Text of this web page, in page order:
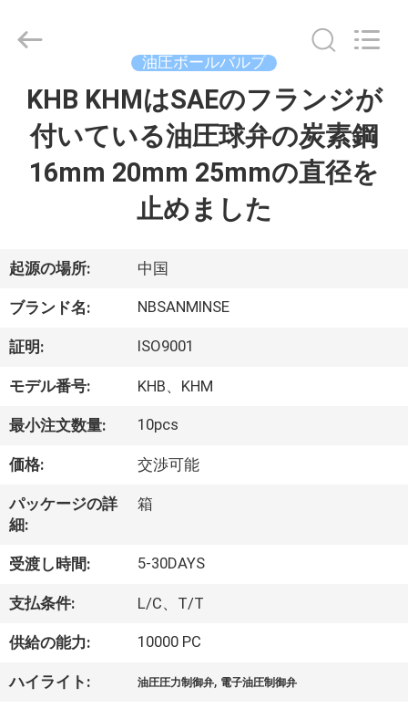
ク
ト
私
達
つ
い
て
工
場
旅
油圧ボールバルブ
KHB KHMはSAEのフランジが
付いている油圧球弁の炭素鋼
16mm 20mm 25mmの直径を
止めました
起源の場所: 中国
ブランド名: NBSANMINSE
証明: ISO9001
モデル番号: KHB、KHM
最小注文数量: 10pcs
価格: 交渉可能
パッケージの詳
細:
箱
受渡し時間: 5-30DAYS
支払条件: L/C、T/T
供給の能力: 10000 PC
ハイライト: 油圧圧力制御弁, 電子油圧制御弁